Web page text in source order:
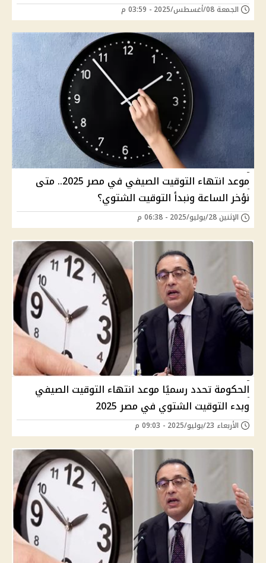
الجمعة 08/أغسطس/2025 - 03:59 م
موعد انتهاء التوقيت الصيفي في مصر 2025.. متى
نؤخر الساعة ونبدأ التوقيت الشتوي؟
الإثنين 28/يوليو/2025 - 06:38 م
الحكومة تحدد رسميًا موعد انتهاء التوقيت الصيفي
وبدء التوقيت الشتوي في مصر 2025
الأربعاء 23/يوليو/2025 - 09:03 م